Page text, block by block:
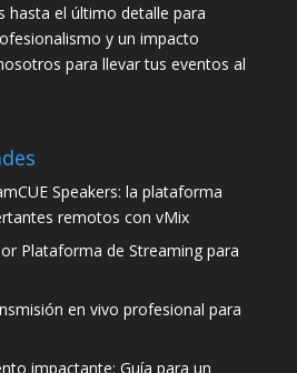
hasta el último detalle para
y un impacto
para llevar tus eventos al
Speakers: la plataforma
remotos con vMix
Plataforma de Streaming para
en vivo profesional para
impactante: Guía para un